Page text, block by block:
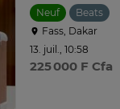
Neuf
Beats
Fass, Dakar
13. juil., 10:58
225 000 F Cfa